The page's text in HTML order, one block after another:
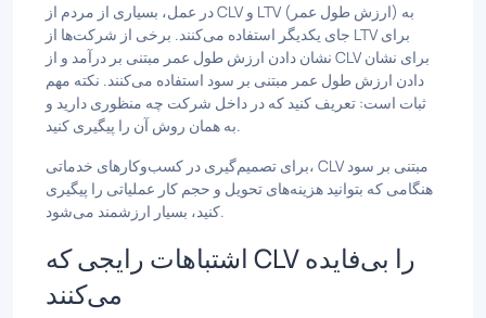
در عمل، بسیاری از مردم از CLV و LTV (ارزش طول عمر) به
جای یکدیگر استفاده می‌کنند. برخی از شرکت‌ها از LTV برای
نشان دادن ارزش طول عمر مبتنی بر درآمد و از CLV برای نشان
دادن ارزش طول عمر مبتنی بر سود استفاده می‌کنند. نکته مهم
ثبات است: تعریف کنید که در داخل شرکت چه منظوری دارید و
به همان روش آن را پیگیری کنید.
برای تصمیم‌گیری در کسب‌وکارهای خدماتی، CLV مبتنی بر سود
هنگامی که بتوانید هزینه‌های تحویل و حجم کار عملیاتی را پیگیری
کنید، بسیار ارزشمند می‌شود.
اشتباهات رایجی که CLV را بی‌فایده
می‌کنند